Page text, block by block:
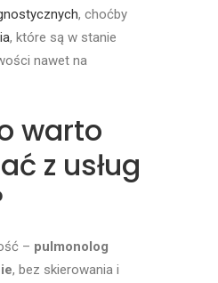
, choćby
, które są w stanie
nawet na
warto
z usług
– pulmonolog
, bez skierowania i